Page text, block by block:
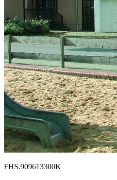
FHS.909613300K